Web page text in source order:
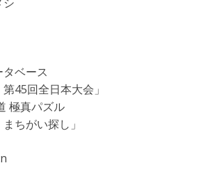
ベース
45回全日本大会」
極真パズル
ちがい探し」